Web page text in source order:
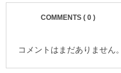
COMMENTS ( 0 )
コメントはまだありません。